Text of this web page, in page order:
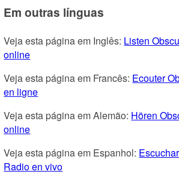
Em outras línguas
Veja esta página em Inglês: Listen
online
Veja esta página em Francês: Ecouter
en ligne
Veja esta página em Alemão: Hören
online
Veja esta página em Espanhol:
Radio en vivo